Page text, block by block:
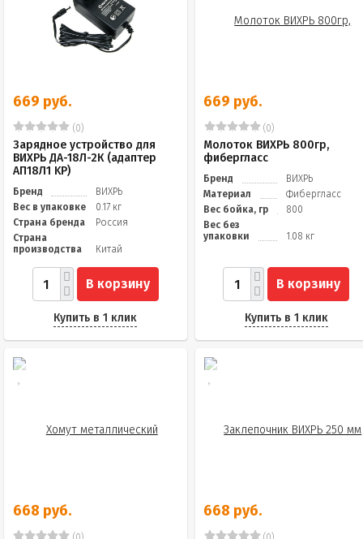
669 руб.
(0)
Зарядное устройство для
ВИХРЬ ДА-18Л-2К (адаптер
АП18Л1 KP)
Бренд
ВИХРЬ
Вес в упаковке
0.17 кг
Страна бренда
Россия
Страна
производства
Китай
В корзину
Купить в 1 клик
669 руб.
(0)
Молоток ВИХРЬ 800гр,
фибергласс
Бренд
ВИХРЬ
Материал
Фибергласс
Вес бойка, гр
800
Вес без
упаковки
1.08 кг
В корзину
Купить в 1 клик
668 руб. 668 руб.